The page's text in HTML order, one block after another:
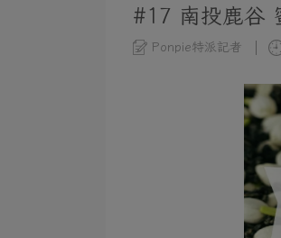
#17 南投鹿谷
Ponpie特派記者